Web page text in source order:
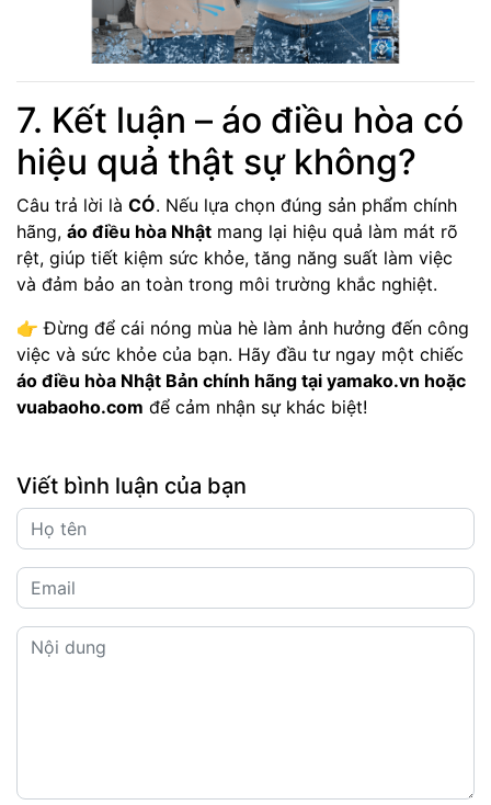
7. Kết luận – áo điều hòa có
hiệu quả thật sự không?
Câu trả lời là CÓ. Nếu lựa chọn đúng sản phẩm chính
hãng, áo điều hòa Nhật mang lại hiệu quả làm mát rõ
rệt, giúp tiết kiệm sức khỏe, tăng năng suất làm việc
và đảm bảo an toàn trong môi trường khắc nghiệt.
👉 Đừng để cái nóng mùa hè làm ảnh hưởng đến công
việc và sức khỏe của bạn. Hãy đầu tư ngay một chiếc
áo điều hòa Nhật Bản chính hãng tại yamako.vn hoặc
vuabaoho.com để cảm nhận sự khác biệt!
Viết bình luận của bạn